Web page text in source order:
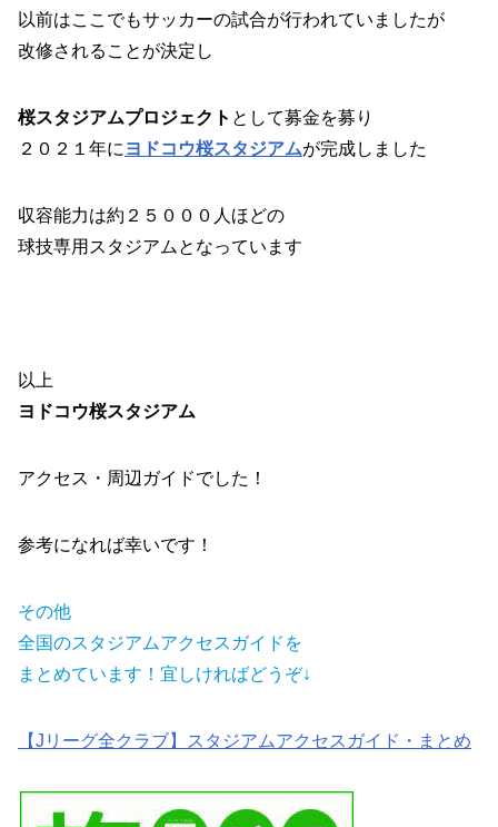
以前はここでもサッカーの試合が行われていましたが
改修されることが決定し
桜スタジアムプロジェクト として募金を募り
２０２１年にヨドコウ桜スタジアムが完成しました
収容能力は約２５０００人ほどの
球技専用スタジアムとなっています
以上
ヨドコウ桜スタジアム
アクセス・周辺ガイドでした！
参考になれば幸いです！
その他
全国のスタジアムアクセスガイドを
まとめています！宜しければどうぞ↓
【Jリーグ全クラブ】スタジアムアクセスガイド・まとめ